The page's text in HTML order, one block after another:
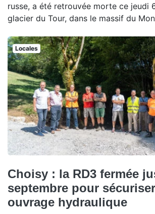
russe, a été retrouvée morte ce jeudi
glacier du Tour, dans le massif du
Locales
Choisy : la RD3 fermée
septembre pour
ouvrage hydraulique